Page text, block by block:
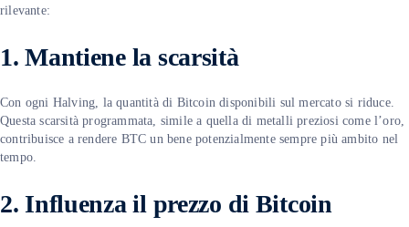
rilevante:
1. Mantiene la scarsità
Con ogni Halving, la quantità di Bitcoin disponibili sul mercato si riduce.
Questa scarsità programmata, simile a quella di metalli preziosi come l’oro,
contribuisce a rendere BTC un bene potenzialmente sempre più ambito nel
tempo.
2. Influenza il prezzo di Bitcoin